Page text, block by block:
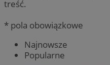
treść.
* pola obowiązkowe
Najnowsze
Popularne